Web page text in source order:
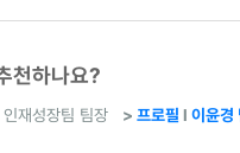
천하나요?
인재성장팀 팀장 > 프로필 l 이윤경